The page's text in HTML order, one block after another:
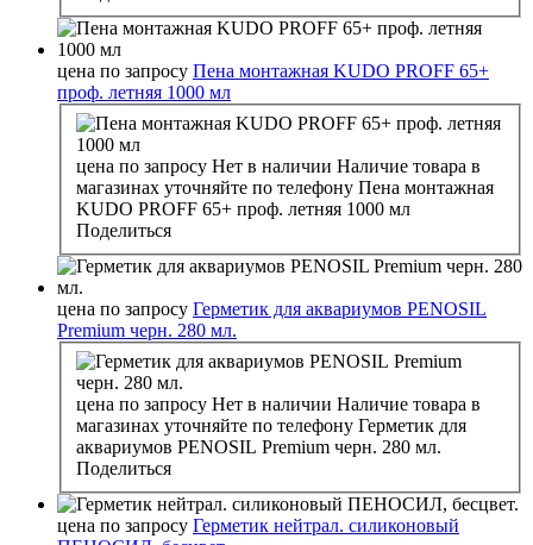
цена по запросу Пена монтажная KUDO PROFF 65+
проф. летняя 1000 мл
цена по запросу Нет в наличии Наличие товара в
магазинах уточняйте по телефону Пена монтажная
KUDO PROFF 65+ проф. летняя 1000 мл
Поделиться
цена по запросу Герметик для аквариумов PENOSIL
Premium черн. 280 мл.
цена по запросу Нет в наличии Наличие товара в
магазинах уточняйте по телефону Герметик для
аквариумов PENOSIL Premium черн. 280 мл.
Поделиться
цена по запросу Герметик нейтрал. силиконовый